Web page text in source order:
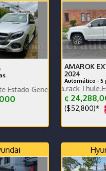
MANTENIMIENTO
tapicería excelente
AMAROK
2024
Automático - 5
agencia.rack Thule.Estribos.
¢
($52,800)*
Impecable